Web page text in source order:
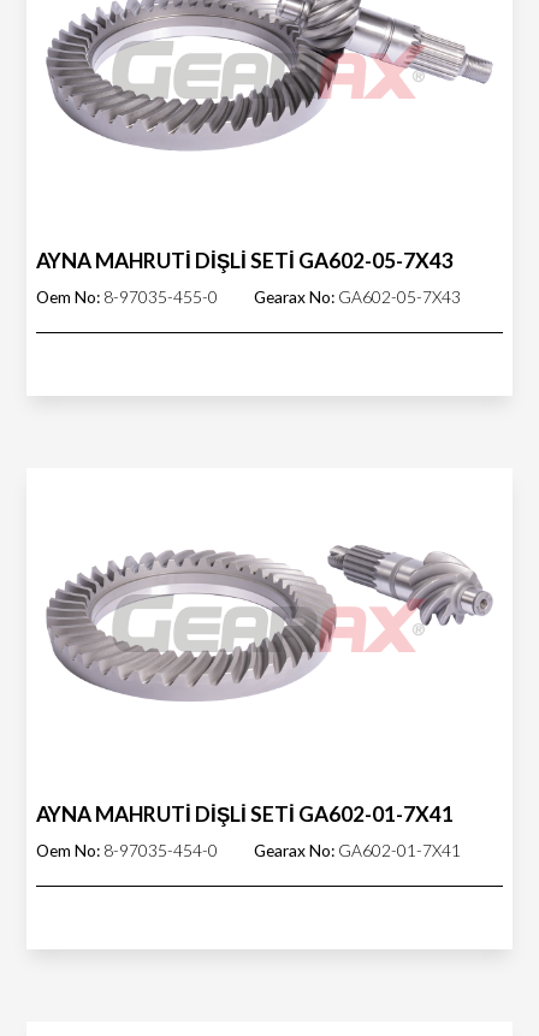
AYNA MAHRUTİ DİŞLİ SETİ GA602-05-7X43
Oem No: 8-97035-455-0 Gearax No: GA602-05-7X43
AYNA MAHRUTİ DİŞLİ SETİ GA602-01-7X41
Oem No: 8-97035-454-0 Gearax No: GA602-01-7X41